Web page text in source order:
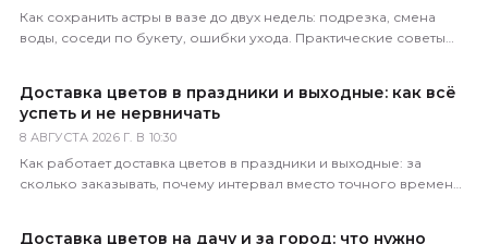
Как сохранить астры в вазе до двух недель: подрезка, смена
воды, соседи по букету, ошибки ухода. Практические советы
Доставка цветов в праздники и выходные: как всё
успеть и не нервничать
8 АВГУСТА 2026 Г. В 10:30
Как работает доставка цветов в праздники и выходные: за
сколько заказывать, почему интервал вместо точного времени,
Доставка цветов на дачу и за город: что нужно